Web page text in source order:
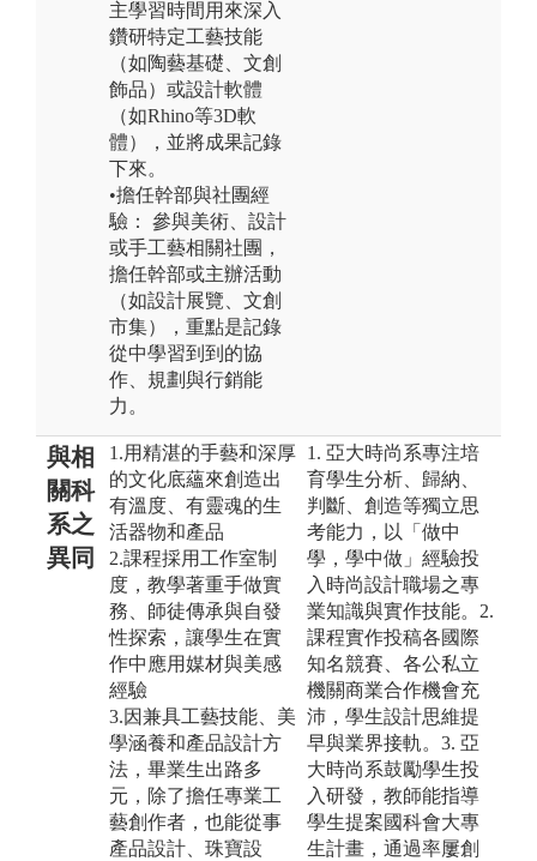
主學習時間用來深入
鑽研特定工藝技能
（如陶藝基礎、文創
飾品）或設計軟體
（如Rhino等3D軟
體），並將成果記錄
下來。
•擔任幹部與社團經
驗： 參與美術、設計
或手工藝相關社團，
擔任幹部或主辦活動
（如設計展覽、文創
市集），重點是記錄
從中學習到到的協
作、規劃與行銷能
力。
與相
關科
系之
異同
1.用精湛的手藝和深厚
的文化底蘊來創造出
有溫度、有靈魂的生
活器物和產品
2.課程採用工作室制
度，教學著重手做實
務、師徒傳承與自發
性探索，讓學生在實
作中應用媒材與美感
經驗
3.因兼具工藝技能、美
學涵養和產品設計方
法，畢業生出路多
元，除了擔任專業工
藝創作者，也能從事
產品設計、珠寶設
1. 亞大時尚系專注培
育學生分析、歸納、
判斷、創造等獨立思
考能力，以「做中
學，學中做」經驗投
入時尚設計職場之專
業知識與實作技能。2.
課程實作投稿各國際
知名競賽、各公私立
機關商業合作機會充
沛，學生設計思維提
早與業界接軌。3. 亞
大時尚系鼓勵學生投
入研發，教師能指導
學生提案國科會大專
生計畫，通過率屢創